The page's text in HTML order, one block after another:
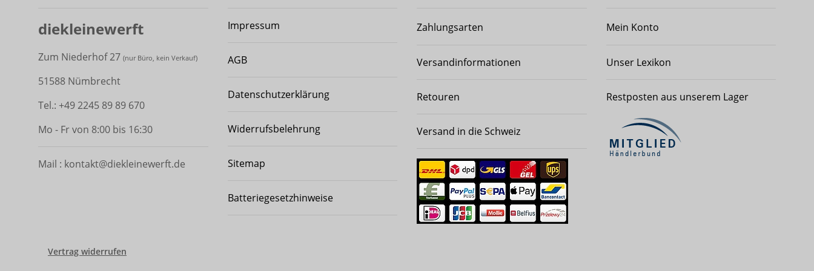
diekleinewerft
Zum Niederhof 27 (nur Büro, kein Verkauf)
51588 Nümbrecht
Tel.: +49 2245 89 89 670
Mo - Fr von 8:00 bis 16:30
Mail : kontakt@diekleinewerft.de
Impressum
AGB
Datenschutzerklärung
Widerrufsbelehrung
Sitemap
Batteriegesetzhinweise
Zahlungsarten
Versandinformationen
Retouren
Versand in die Schweiz
Mein Konto
Unser Lexikon
Restposten aus unserem Lager
Vertrag widerrufen